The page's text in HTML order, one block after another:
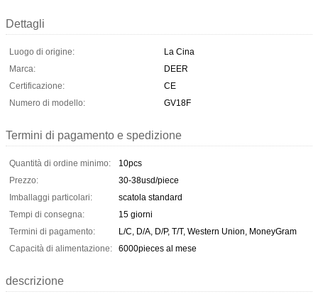
Dettagli
Luogo di origine:
La Cina
Marca:
DEER
Certificazione:
CE
Numero di modello:
GV18F
Termini di pagamento e spedizione
Quantità di ordine minimo:
10pcs
Prezzo:
30-38usd/piece
Imballaggi particolari:
scatola standard
Tempi di consegna:
15 giorni
Termini di pagamento:
L/C, D/A, D/P, T/T, Western Union, MoneyGram
Capacità di alimentazione:
6000pieces al mese
descrizione